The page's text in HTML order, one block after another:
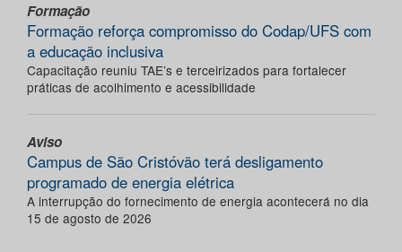
Formação
Formação reforça compromisso do Codap/UFS com
a educação inclusiva
Capacitação reuniu TAE’s e terceirizados para fortalecer
práticas de acolhimento e acessibilidade
Aviso
Campus de São Cristóvão terá desligamento
programado de energia elétrica
A interrupção do fornecimento de energia acontecerá no dia
15 de agosto de 2026